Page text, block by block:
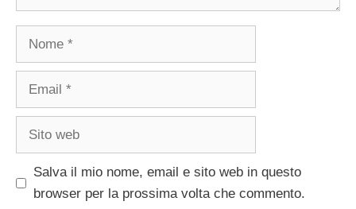
Nome
Email
Sito
Salva il mio nome, email e sito web in questo
browser per la prossima volta che commento.